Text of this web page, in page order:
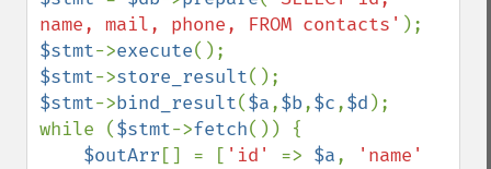
name, mail, phone, FROM contacts'
$stmt->execute
$stmt->store_result
$stmt->bind_result($a,$b,$c,$d );
while ($stmt->fetch()) {
$outArr [] = [ 'id' => $a,